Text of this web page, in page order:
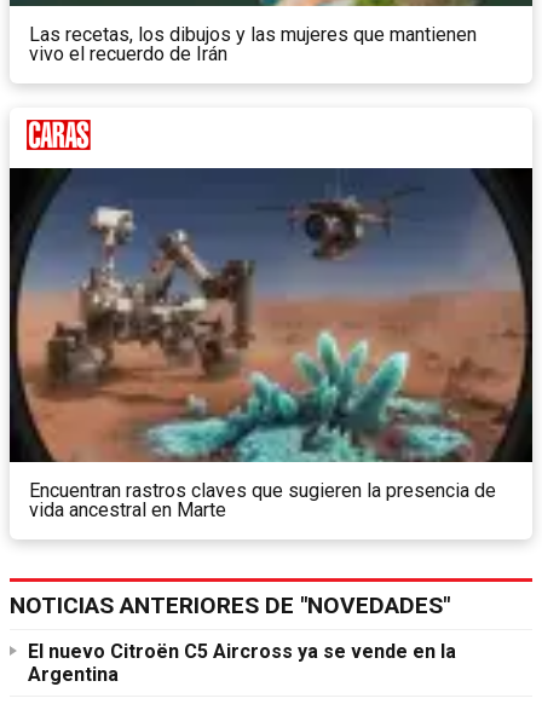
Las recetas, los dibujos y las mujeres que mantienen
vivo el recuerdo de Irán
Encuentran rastros claves que sugieren la presencia de
vida ancestral en Marte
NOTICIAS ANTERIORES DE "NOVEDADES"
El nuevo Citroën C5 Aircross ya se vende en la
Argentina